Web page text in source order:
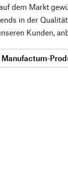
dem Markt
in der
Kunden,
Manufactum-